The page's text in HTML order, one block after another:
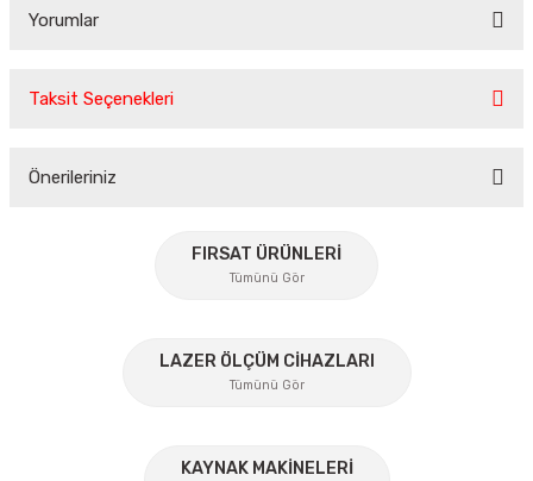
Yorumlar
Taksit Seçenekleri
Önerileriniz
konularda yetersiz gördüğünüz noktaları öneri formunu
kullanarak tarafımıza iletebilirsiniz.
Ürün resmi kalitesiz, bozuk veya görüntülenemiyor.
Ürün açıklamasında eksik bilgiler bulunuyor.
Ürün fiyatı diğer sitelerden daha pahalı.
FIRSAT ÜRÜNLERİ
Tümünü Gör
LAZER ÖLÇÜM CİHAZLARI
Tümünü Gör
KAYNAK MAKİNELERİ